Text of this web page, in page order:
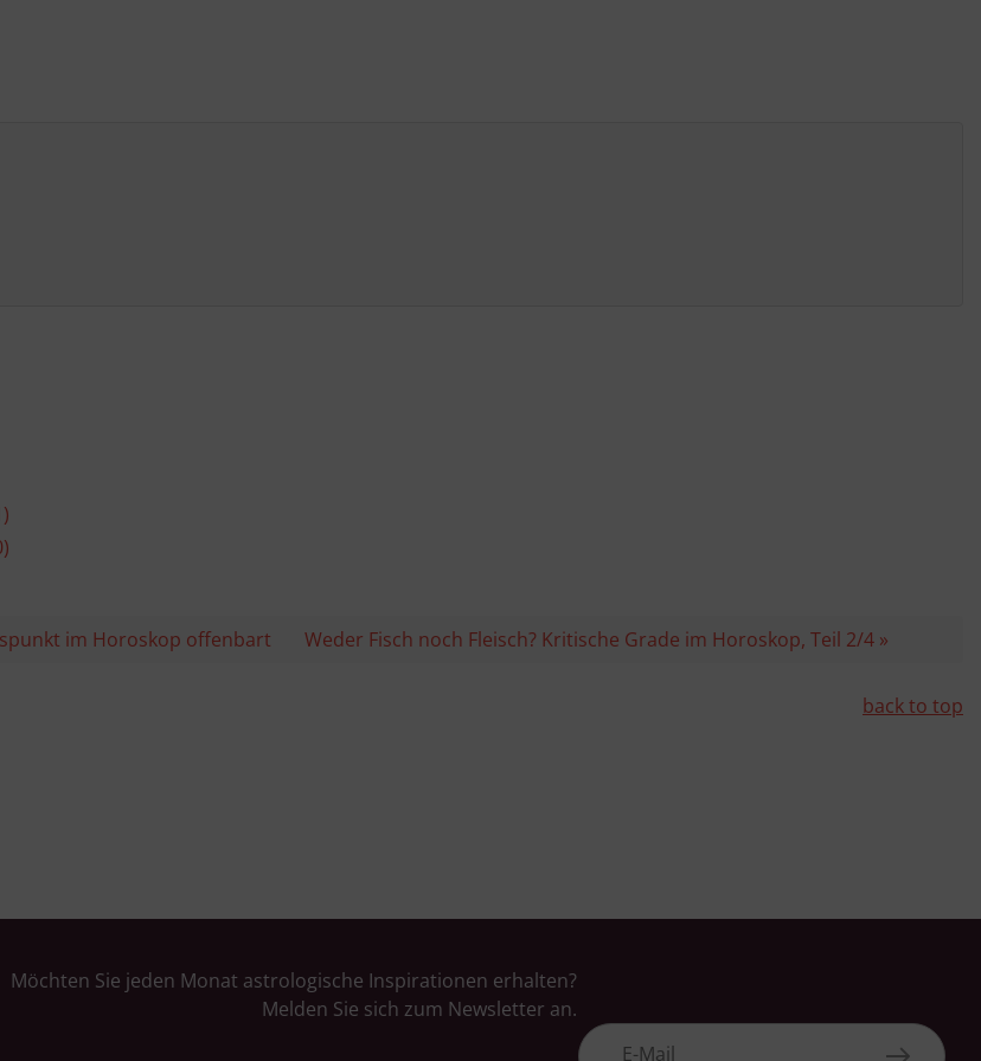
im Horoskop offenbart Weder Fisch noch Fleisch? Kritische Grade im Horoskop, Teil 2/4 »
back to top
Möchten Sie jeden Monat astrologische Inspirationen erhalten?
Melden Sie sich zum Newsletter an.